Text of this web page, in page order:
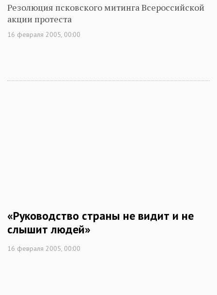
Резолюция псковского митинга Всероссийской
акции протеста
16 февраля 2005, 00:00
«Руководство страны не видит и не
слышит людей»
16 февраля 2005, 00:00